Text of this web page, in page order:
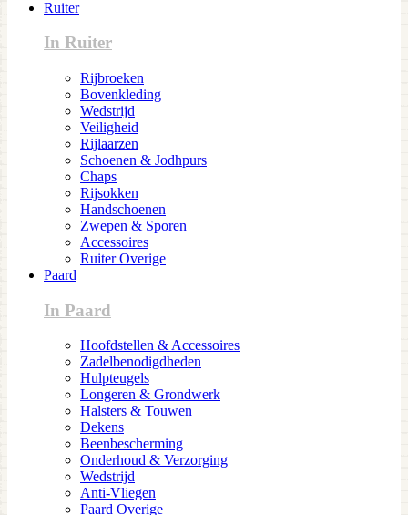
Ruiter
In Ruiter
Rijbroeken
Bovenkleding
Wedstrijd
Veiligheid
Rijlaarzen
Schoenen & Jodhpurs
Chaps
Rijsokken
Handschoenen
Zwepen & Sporen
Accessoires
Ruiter Overige
Paard
In Paard
Hoofdstellen & Accessoires
Zadelbenodigdheden
Hulpteugels
Longeren & Grondwerk
Halsters & Touwen
Dekens
Beenbescherming
Onderhoud & Verzorging
Wedstrijd
Anti-Vliegen
Paard Overige